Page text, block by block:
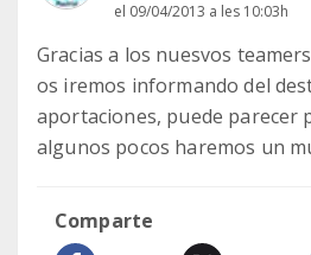
el 09/04/2013 a les 10:03h
Gracias a los nuesvos
os iremos informando del
aportaciones, puede parecer
algunos pocos haremos un
Comparte